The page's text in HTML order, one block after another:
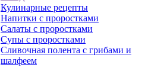
Кулинарные рецепты
Напитки с проростками
Салаты с проростками
Супы с проростками
Сливочная полента с грибами и
шалфеем